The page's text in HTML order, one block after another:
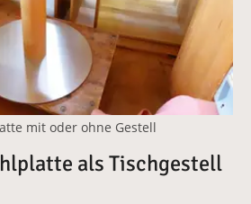
mit oder ohne Gestell
als Tischgestell